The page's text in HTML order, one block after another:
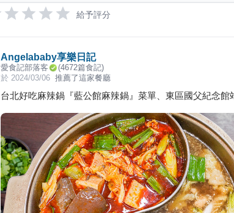
給予評分
Angelababy享樂日記
愛食記部落客 (4672篇食記)
於 2024/03/06 推薦了這家餐廳
台北好吃麻辣鍋『藍公館麻辣鍋』菜單、東區國父紀念館